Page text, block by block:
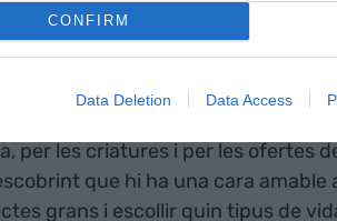
CONFIRM
Data Deletion Data Access
al bolso perquè pensava que
una entrada a una vida on les
per les criatures i per les ofertes
que hi ha una cara amable
grans i escollir quin tipus de